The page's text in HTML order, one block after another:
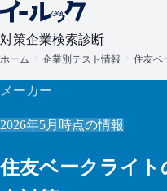
対策企業検索診断
ホーム 企業別テスト情報 住友ベ
メーカー
2026年5月 時点の情報
住友ベークライト